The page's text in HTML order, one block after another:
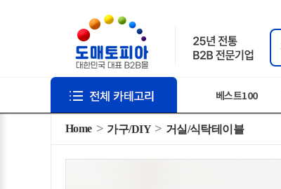
베스트100
Home 가구/DIY 거실/식탁테이블